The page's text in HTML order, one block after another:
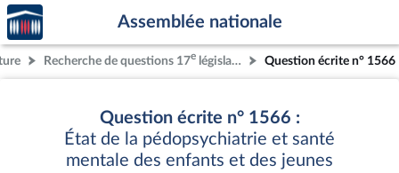
Aller au contenu
Aller en bas de la page
Accèder
à la
page
d'accueil
Assemblée nationale
Recherche de questions 17e législature Question écrite n° 1566
Question écrite n° 1566 :
État de la pédopsychiatrie et santé
mentale des enfants et des jeunes